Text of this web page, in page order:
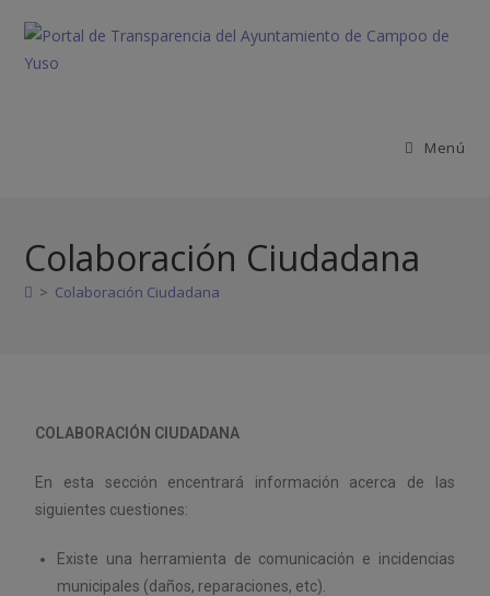
Menú
Colaboración Ciudadana
> Colaboración Ciudadana
COLABORACIÓN CIUDADANA
En esta sección encentrará información acerca de las
siguientes cuestiones:
Existe una herramienta de comunicación e incidencias
municipales (daños, reparaciones, etc).